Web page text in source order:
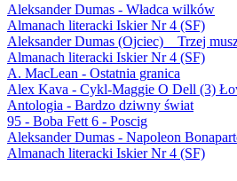
Aleksander Dumas - Władca wilków
Almanach literacki Iskier Nr 4 (SF)
Aleksander Dumas (Ojciec) _ Trzej
Almanach literacki Iskier Nr 4 (SF)
A. MacLean - Ostatnia granica
Alex Kava - Cykl-Maggie O Dell (3)
Antologia - Bardzo dziwny świat
95 - Boba Fett 6 - Poscig
Aleksander Dumas - Napoleon
Almanach literacki Iskier Nr 4 (SF)